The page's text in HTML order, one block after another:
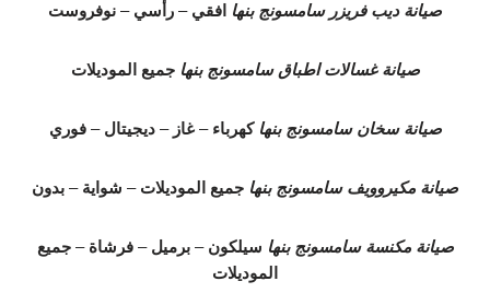
صيانة ديب فريزر سامسونج بنها افقي – رأسي – نوفروست
صيانة غسالات اطباق سامسونج بنها جميع الموديلات
صيانة سخان سامسونج بنها كهرباء –غاز –ديجيتال –فوري
صيانة مكيروويف سامسونج بنها جميع الموديلات – شواية – بدون
صيانة مكنسة سامسونج بنها سيلكون –برميل –فرشاة –جميع
الموديلات